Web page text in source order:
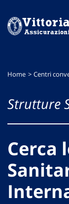
menu
contenuto
footer
Home Centri
Strutture
Cerca